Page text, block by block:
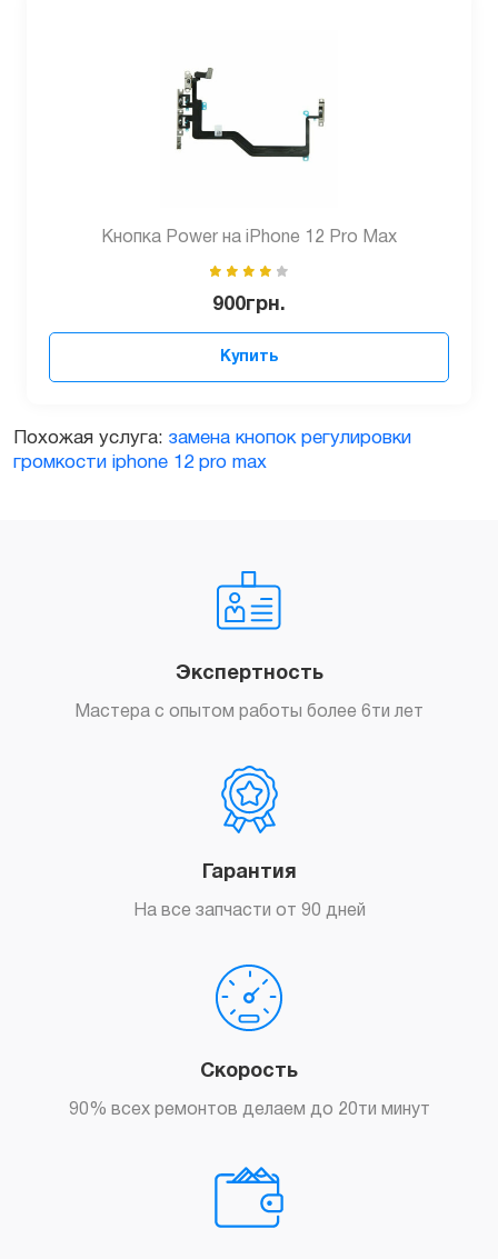
Кнопка Power на iPhone 12 Pro Max
900грн.
Купить
Похожая услуга: замена кнопок регулировки
громкости iphone 12 pro max
Экспертность
Мастера с опытом работы более 6ти лет
Гарантия
На все запчасти от 90 дней
Скорость
90% всех ремонтов делаем до 20ти минут